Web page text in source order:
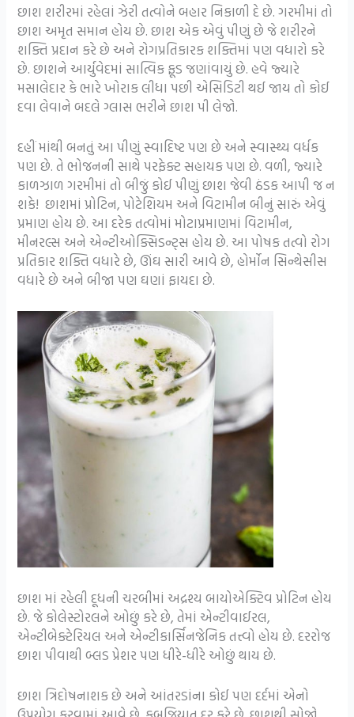
છાશ શરીરમાં રહેલાં ઝેરી તત્વોને બહાર નિકાળી દે છે. ગરમીમાં તો
છાશ અમૃત સમાન હોય છે. છાશ એક એવું પીણું છે જે શરીરને
શક્તિ પ્રદાન કરે છે અને રોગપ્રતિકારક શક્તિમાં પણ વધારો કરે
છે. છાશને આર્યુવેદમાં સાત્વિક ફૂડ જણાંવાયું છે. હવે જ્યારે
મસાલેદાર કે ભારે ખોરાક લીધા પછી એસિડિટી થઈ જાય તો કોઈ
દવા લેવાને બદલે ગ્લાસ ભરીને છાશ પી લેજો.
દહીં માંથી બનતું આ પીણું સ્વાદિષ્ટ પણ છે અને સ્વાસ્થ્ય વર્ધક
પણ છે. તે ભોજનની સાથે પરફેક્ટ સહાયક પણ છે. વળી, જ્યારે
કાળઝાળ ગરમીમાં તો બીજું કોઈ પીણું છાશ જેવી ઠંડક આપી જ ન
શકે! છાશમાં પ્રોટિન, પોટેશિયમ અને વિટામીન બીનું સારું એવું
પ્રમાણ હોય છે. આ દરેક તત્વોમાં મોટાપ્રમાણમાં વિટામીન,
મીનરલ્સ અને એન્ટીઓક્સિડન્ટ્સ હોય છે. આ પોષક તત્વો રોગ
પ્રતિકાર શક્તિ વધારે છે, ઊંઘ સારી આવે છે, હોર્મોન સિન્થેસીસ
વધારે છે અને બીજા પણ ઘણાં ફાયદા છે.
છાશ માં રહેલી દૂધની ચરબીમાં અદ્રશ્ય બાયોએક્ટિવ પ્રોટિન હોય
છે. જે કોલેસ્ટોરલને ઓછું કરે છે, તેમાં એન્ટીવાઈરલ,
એન્ટીબેક્ટેરિયલ અને એન્ટીકાર્સિનજેનિક તત્ત્વો હોય છે. દરરોજ
છાશ પીવાથી બ્લડ પ્રેશર પણ ધીરે-ધીરે ઓછું થાય છે.
છાશ ત્રિદોષનાશક છે અને આંતરડાંના કોઈ પણ દર્દમાં એનો